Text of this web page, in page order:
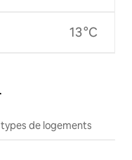
13 °C
de logements